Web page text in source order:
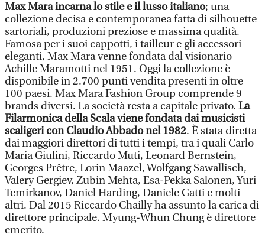
Max Mara incarna lo stile e il lusso italiano; una
collezione decisa e contemporanea fatta di silhouette
sartoriali, produzioni preziose e massima qualità.
Famosa per i suoi cappotti, i tailleur e gli accessori
eleganti, Max Mara venne fondata dal visionario
Achille Maramotti nel 1951. Oggi la collezione è
disponibile in 2.700 punti vendita presenti in oltre
100 paesi. Max Mara Fashion Group comprende 9
brands diversi. La società resta a capitale privato. La
Filarmonica della Scala viene fondata dai musicisti
scaligeri con Claudio Abbado nel 1982. È stata diretta
dai maggiori direttori di tutti i tempi, tra i quali Carlo
Maria Giulini, Riccardo Muti, Leonard Bernstein,
Georges Prêtre, Lorin Maazel, Wolfgang Sawallisch,
Valery Gergiev, Zubin Mehta, Esa-Pekka Salonen, Yuri
Temirkanov, Daniel Harding, Daniele Gatti e molti
altri. Dal 2015 Riccardo Chailly ha assunto la carica di
direttore principale. Myung-Whun Chung è direttore
emerito.